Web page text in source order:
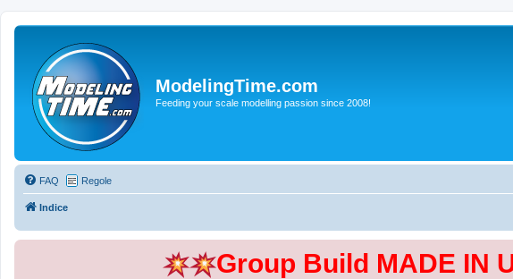
ModelingTime.com
Feeding your scale modelling passion since 2008!
FAQ Regole
Indice
Group Build MADE IN